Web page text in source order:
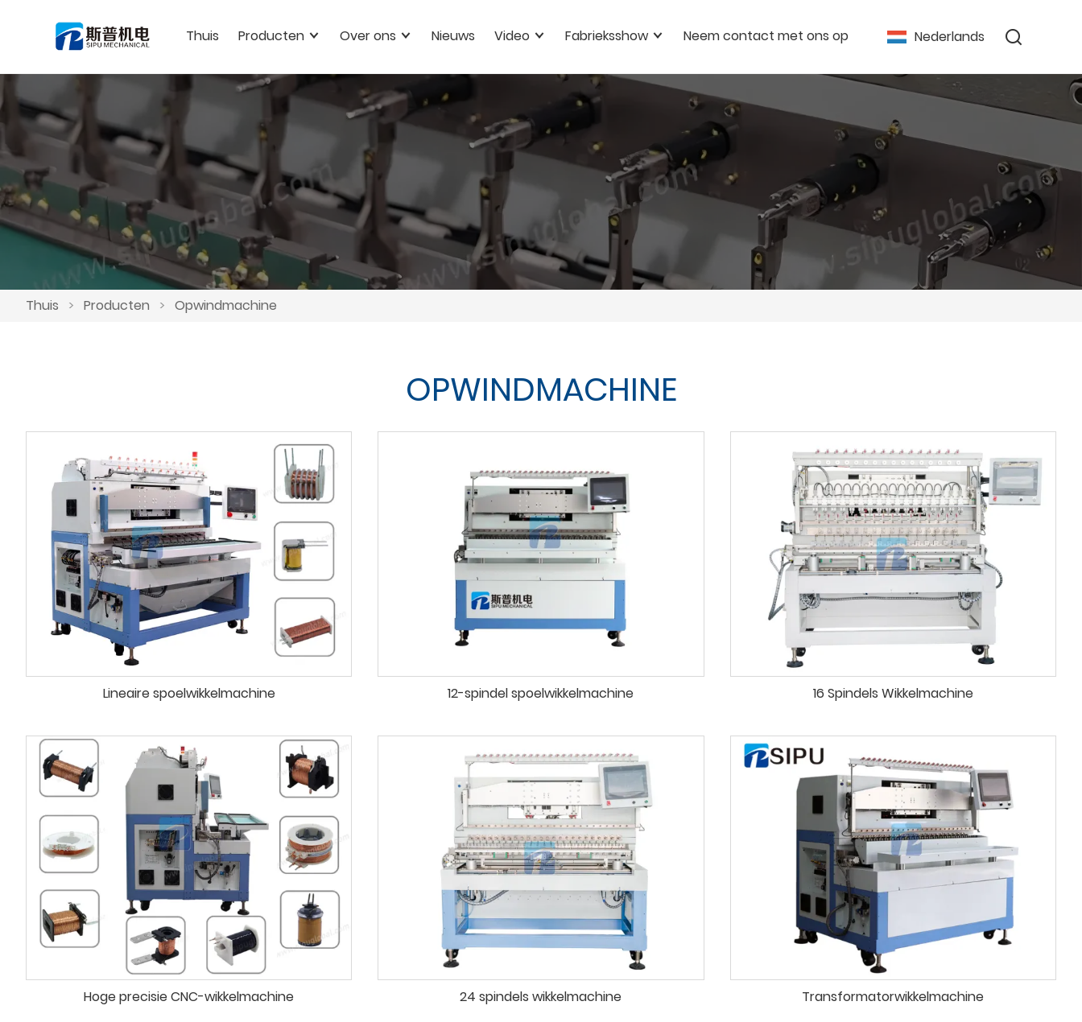
Nederlands
Thuis Producten Over ons Nieuws Video Fabrieksshow Neem contact met ons op
Thuis > Producten > Opwindmachine
OPWINDMACHINE
Lineaire spoelwikkelmachine 12-spindel spoelwikkelmachine 16 Spindels Wikkelmachine
Hoge precisie CNC-wikkelmachine 24 spindels wikkelmachine Transformatorwikkelmachine